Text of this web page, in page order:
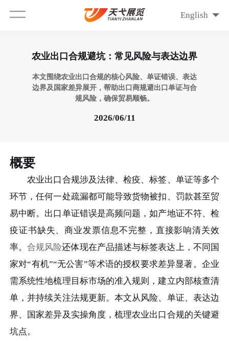
English
农业出口合规避坑：常见风险与表达边界
本文围绕农业出口合规的核心风险、单证错误、表达
边界及国家差异展开，帮助出口商规避出口单证与合
规风险，确保贸易顺畅。
2026/06/11
概要
农业出口合规涉及法律、检疫、标签、单证等多个
环节，任何一处疏漏都可能导致货物被扣、罚款甚至贸
易中断。出口单证错误是高频问题，如产地证不符、检
疫证书缺失、商业发票信息不完整，直接影响清关效
率。合规风险还体现在产品描述与标签表达上，不同国
家对“有机”“无公害”等术语的授权要求差异显著。企业
需系统性地梳理目标市场的准入规则，建立内部核查清
单，并持续关注法规更新。本文从风险、单证、表达边
界、国家差异及实操角度，梳理农业出口合规的关键避
坑点。